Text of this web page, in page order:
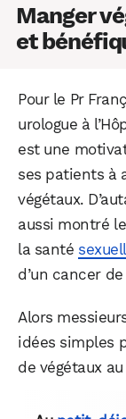
Manger
et
Pour le Pr
urologue à
est une
ses patients à
végétaux.
aussi montré
la santé
d’un cancer
Alors
idées simples
de végétaux